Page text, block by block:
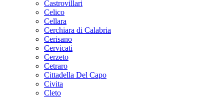
Castrovillari
Celico
Cellara
Cerchiara di Calabria
Cerisano
Cervicati
Cerzeto
Cetraro
Cittadella Del Capo
Civita
Cleto